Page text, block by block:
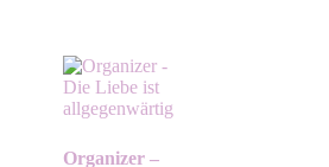
Organizer –